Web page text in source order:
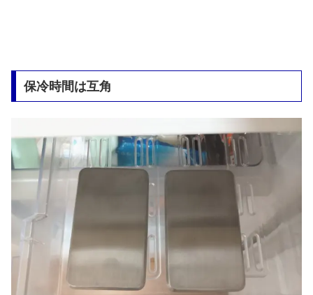
保冷時間は互角